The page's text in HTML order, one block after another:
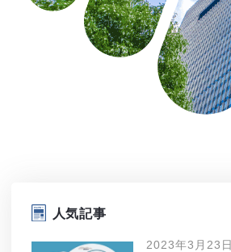
人気記事
2023年3月23日